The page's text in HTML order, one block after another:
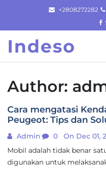
content
+2808272282
Indeso
Author:
Cara mengatasi
Peugeot: Tips dan
Admin 0
On Dec 01,
Mobil adalah tidak benar
digunakan untuk